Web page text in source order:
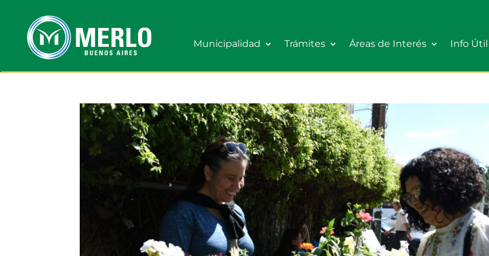
Municipalidad Trámites Áreas de Interés Info Útil